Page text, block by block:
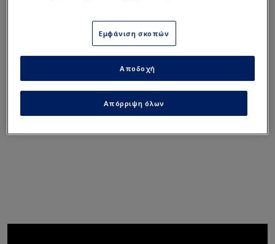
με σκόρερ τον Ζοάο Πέδρο.
Εμφάνιση σκοπών
Απόρριψη όλων
Αποδοχή